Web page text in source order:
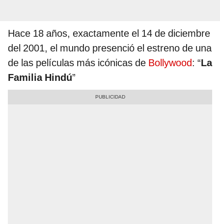
Hace 18 años, exactamente el 14 de diciembre
del 2001, el mundo presenció el estreno de una
de las películas más icónicas de Bollywood: “La
Familia Hindú”